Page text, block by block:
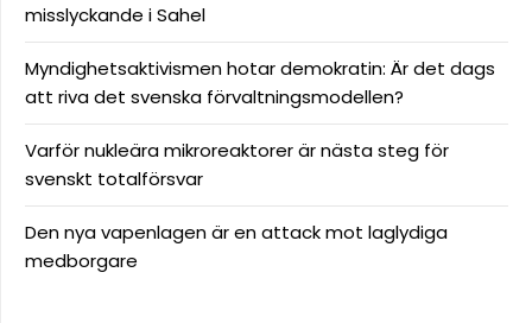
misslyckande i Sahel
Myndighetsaktivismen hotar demokratin: Är det dags
att riva det svenska förvaltningsmodellen?
Varför nukleära mikroreaktorer är nästa steg för
svenskt totalförsvar
Den nya vapenlagen är en attack mot laglydiga
medborgare